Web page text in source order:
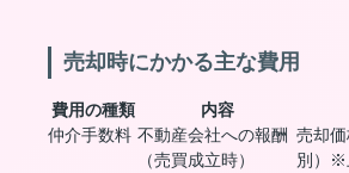
売却時にかかる主な費用
費用の種類 内容
仲介手数料 不動産会社への報酬
（売買成立時）
売却
別）※